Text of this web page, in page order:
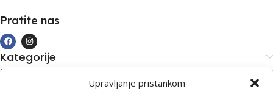
Upravljanje pristankom
Pratite nas
Kategorije
Kupovina i podrška